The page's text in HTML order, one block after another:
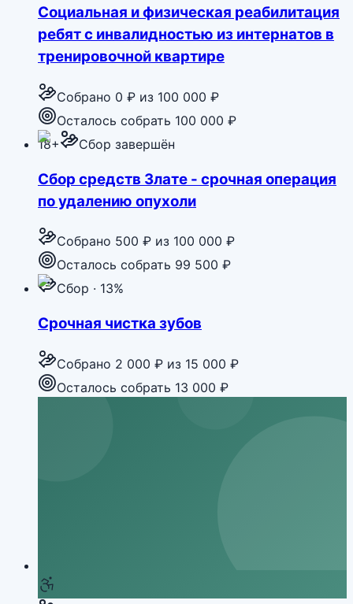
Социальная и физическая реабилитация
ребят с инвалидностью из интернатов в
тренировочной квартире
Собрано 0 ₽ из 100 000 ₽
Осталось собрать 100 000 ₽
18+
Сбор завершён
Сбор средств Злате - срочная операция
по удалению опухоли
Собрано 500 ₽ из 100 000 ₽
Осталось собрать 99 500 ₽
Сбор · 13%
Срочная чистка зубов
Собрано 2 000 ₽ из 15 000 ₽
Осталось собрать 13 000 ₽